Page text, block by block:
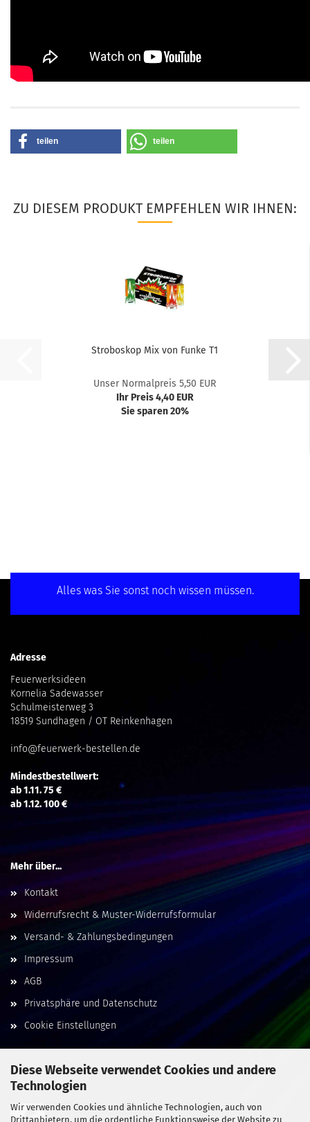
Diese Webseite verwendet Cookies und andere
Technologien
Wir verwenden Cookies und ähnliche Technologien, auch von
Drittanbietern, um die ordentliche Funktionsweise der Website zu
teilen teilen
ZU DIESEM PRODUKT EMPFEHLEN WIR IHNEN:
Stroboskop Mix von Funke T1
Unser Normalpreis 5,50 EUR
Ihr Preis 4,40 EUR
Sie sparen 20%
Alles was Sie sonst noch wissen müssen.
Adresse
Feuerwerksideen
Kornelia Sadewasser
Schulmeisterweg 3
18519 Sundhagen / OT Reinkenhagen
info@feuerwerk-bestellen.de
Mindestbestellwert:
ab 1.11. 75 €
ab 1.12. 100 €
Mehr über...
Kontakt
Widerrufsrecht & Muster-Widerrufsformular
Versand- & Zahlungsbedingungen
Impressum
AGB
Privatsphäre und Datenschutz
Cookie Einstellungen
Social Media